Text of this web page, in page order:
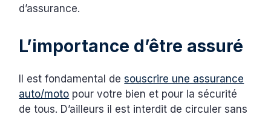
d’assurance.
L’importance d’être assuré
Il est fondamental desouscrire une assurance
auto/moto pour votre bien et pour la sécurité
de tous. D’ailleurs il est interdit de circuler sans